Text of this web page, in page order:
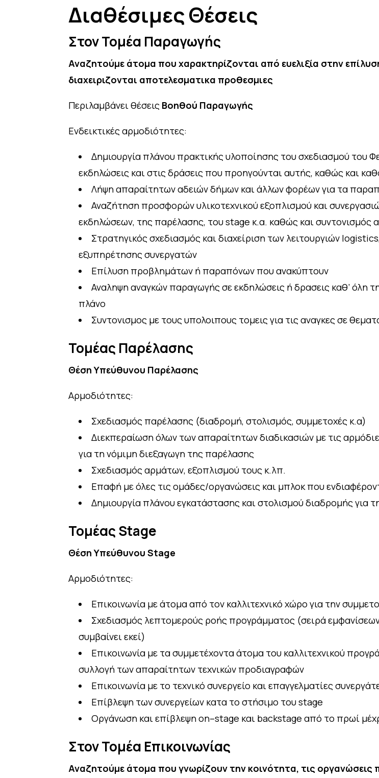
Διαθέσιμες Θέσεις
Στον Τομέα Παραγωγής
Αναζητούμε άτομα που χαρακτηρίζονται από ευελιξία στην
διαχειριζονται αποτελεσματικα προθεσμιες
Περιλαμβάνει θέσεις Βοηθού Παραγωγής
Ενδεικτικές αρμοδιότητες:
Δημιουργία πλάνου πρακτικής υλοποίησης του σχεδιασμού του
εκδηλώσεις και στις δράσεις που προηγούνται αυτής, καθώς και
Λήψη απαραίτητων αδειών δήμων και άλλων φορέων για τα
Αναζήτηση προσφορών υλικοτεχνικού εξοπλισμού και
εκδηλώσεων, της παρέλασης, του stage κ.α. καθώς και συντονισμός
Στρατηγικός σχεδιασμός και διαχείριση των λειτουργιών
εξυπηρέτησης συνεργατών
Επίλυση προβλημάτων ή παραπόνων που ανακύπτουν
Αναληψη αναγκών παραγωγής σε εκδηλώσεις ή δρασεις καθ’ όλη
πλάνο
Συντονισμος με τους υπολοιπους τομεις για τις αναγκες σε
Τομέας Παρέλασης
Θέση Υπεύθυνου Παρέλασης
Αρμοδιότητες:
Σχεδιασμός παρέλασης (διαδρομή, στολισμός, συμμετοχές κ.α)
Διεκπεραίωση όλων των απαραίτητων διαδικασιών με τις
για τη νόμιμη διεξαγωγη της παρέλασης
Σχεδιασμός αρμάτων, εξοπλισμού τους κ.λπ.
Επαφή με όλες τις ομάδες/οργανώσεις και μπλοκ που
Δημιουργία πλάνου εγκατάστασης και στολισμού διαδρομής για
Τομέας Stage
Θέση Υπεύθυνου Stage
Αρμοδιότητες:
Επικοινωνία με άτομα από τον καλλιτεχνικό χώρο για την
Σχεδιασμός λεπτομερούς ροής προγράμματος (σειρά
συμβαίνει εκεί)
Επικοινωνία με τα συμμετέχοντα άτομα του καλλιτεχνικού
συλλογή των απαραίτητων τεχνικών προδιαγραφών
Επικοινωνία με το τεχνικό συνεργείο και επαγγελματίες
Επίβλεψη των συνεργείων κατα το στήσιμο του stage
Οργάνωση και επίβλεψη on–stage και backstage από το πρωί
Στον Τομέα Επικοινωνίας
Αναζητούμε άτομα που γνωρίζουν την κοινότητα, τις οργανώσεις